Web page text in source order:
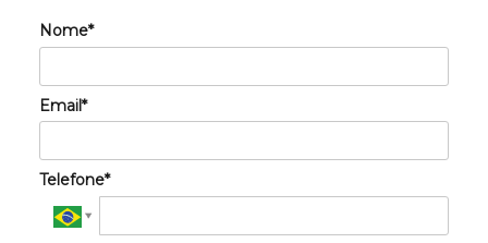
Nome*
Email*
Telefone*